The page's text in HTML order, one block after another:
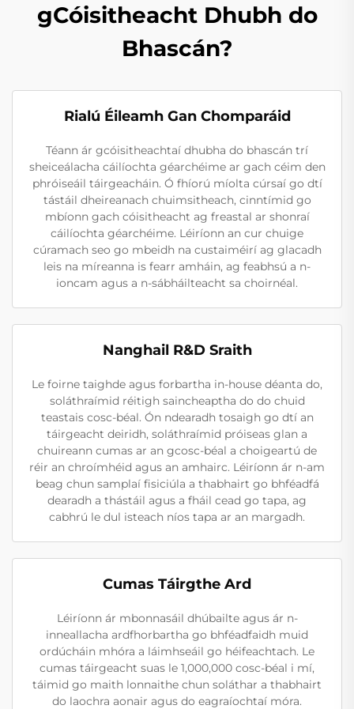
gCóisitheacht Dhubh do
Bhascán?
Rialú Éileamh Gan Chomparáid
Téann ár gcóisitheachtaí dhubha do bhascán trí
sheiceálacha cáilíochta géarchéime ar gach céim den
phróiseáil táirgeacháin. Ó fhíorú míolta cúrsaí go dtí
tástáil dheireanach chuimsitheach, cinntímid go
mbíonn gach cóisitheacht ag freastal ar shonraí
cáilíochta géarchéime. Léiríonn an cur chuige
cúramach seo go mbeidh na custaiméirí ag glacadh
leis na míreanna is fearr amháin, ag feabhsú a n-
ioncam agus a n-sábháilteacht sa choirnéal.
Nanghail R&D Sraith
Le foirne taighde agus forbartha in-house déanta do,
soláthraímid réitigh saincheaptha do do chuid
teastais cosc-béal. Ón ndearadh tosaigh go dtí an
táirgeacht deiridh, soláthraímid próiseas glan a
chuireann cumas ar an gcosc-béal a choigeartú de
réir an chroímhéid agus an amhairc. Léiríonn ár n-am
beag chun samplaí fisiciúla a thabhairt go bhféadfá
dearadh a thástáil agus a fháil cead go tapa, ag
cabhrú le dul isteach níos tapa ar an margadh.
Cumas Táirgthe Ard
Léiríonn ár mbonnasáil dhúbailte agus ár n-
inneallacha ardfhorbartha go bhféadfaidh muid
ordúcháin mhóra a láimhseáil go héifeachtach. Le
cumas táirgeacht suas le 1,000,000 cosc-béal i mí,
táimid go maith lonnaithe chun soláthar a thabhairt
do laochra aonair agus do eagraíochtaí móra.